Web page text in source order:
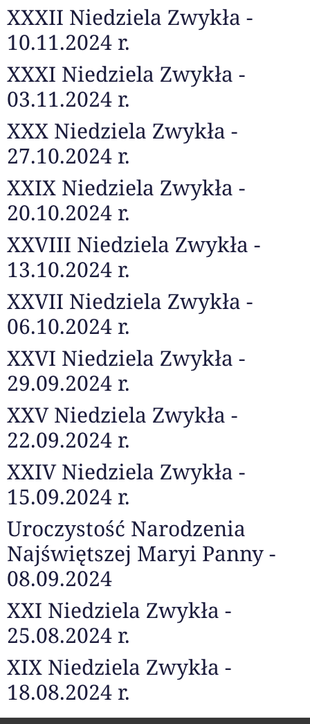
XXXII Niedziela Zwykła -
10.11.2024 r.
XXXI Niedziela Zwykła -
03.11.2024 r.
XXX Niedziela Zwykła -
27.10.2024 r.
XXIX Niedziela Zwykła -
20.10.2024 r.
XXVIII Niedziela Zwykła -
13.10.2024 r.
XXVII Niedziela Zwykła -
06.10.2024 r.
XXVI Niedziela Zwykła -
29.09.2024 r.
XXV Niedziela Zwykła -
22.09.2024 r.
XXIV Niedziela Zwykła -
15.09.2024 r.
Uroczystość Narodzenia
Najświętszej Maryi Panny -
08.09.2024
XXI Niedziela Zwykła -
25.08.2024 r.
XIX Niedziela Zwykła -
18.08.2024 r.